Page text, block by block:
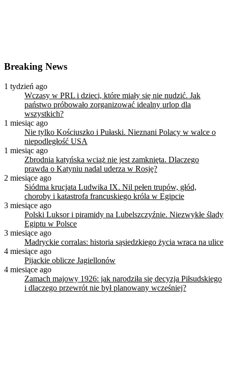
Breaking News
1 tydzień ago
Wczasy w PRL i dzieci, które miały się nie nudzić. Jak
państwo próbowało zorganizować idealny urlop dla
wszystkich?
1 miesiąc ago
Nie tylko Kościuszko i Pułaski. Nieznani Polacy w walce o
niepodległość USA
1 miesiąc ago
Zbrodnia katyńska wciąż nie jest zamknięta. Dlaczego
prawda o Katyniu nadal uderza w Rosję?
2 miesiące ago
Siódma krucjata Ludwika IX. Nil pełen trupów, głód,
choroby i katastrofa francuskiego króla w Egipcie
3 miesiące ago
Polski Luksor i piramidy na Lubelszczyźnie. Niezwykłe ślady
Egiptu w Polsce
3 miesiące ago
Madryckie corralas: historia sąsiedzkiego życia wraca na ulice
4 miesiące ago
Pijackie oblicze Jagiellonów
4 miesiące ago
Zamach majowy 1926: jak narodziła się decyzja Piłsudskiego
i dlaczego przewrót nie był planowany wcześniej?